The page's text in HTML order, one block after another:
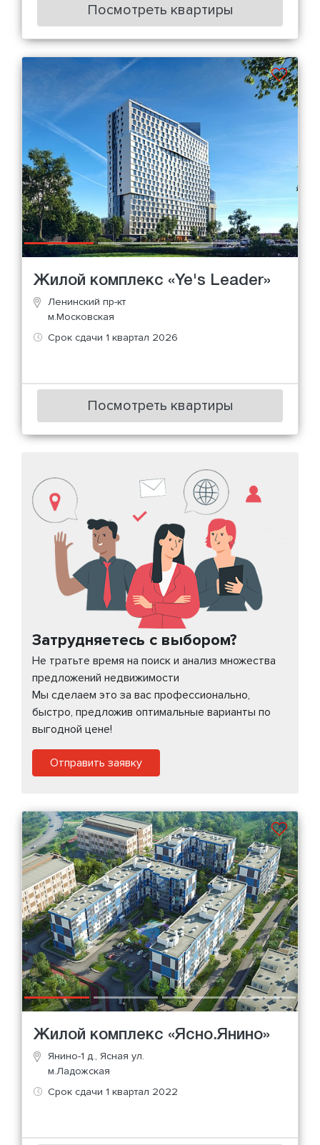
Посмотреть квартиры
Жилой комплекс «Ye's Leader»
Ленинский пр-кт
м.Московская
Срок сдачи 1 квартал 2026
Посмотреть квартиры
Затрудняетесь с выбором?
Не тратьте время на поиск и анализ множества
предложений недвижимости
Мы сделаем это за вас профессионально,
быстро, предложив оптимальные варианты по
выгодной цене!
Отправить заявку
Жилой комплекс «Ясно.Янино»
Янино-1 д., Ясная ул.
м.Ладожская
Срок сдачи 1 квартал 2022